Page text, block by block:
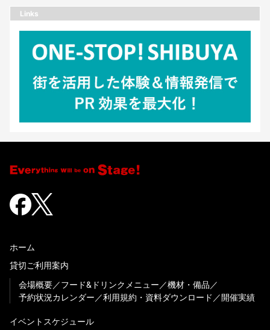
Links
ホーム
貸切ご利用案内
会場概要
フード&ドリンクメニュー
機材・備品
予約状況カレンダー
利用規約・資料ダウンロード 開催実績
イベントスケジュール